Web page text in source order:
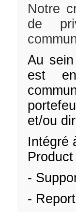
Notre
de
Au
est
et/ou
Intégré
-
-